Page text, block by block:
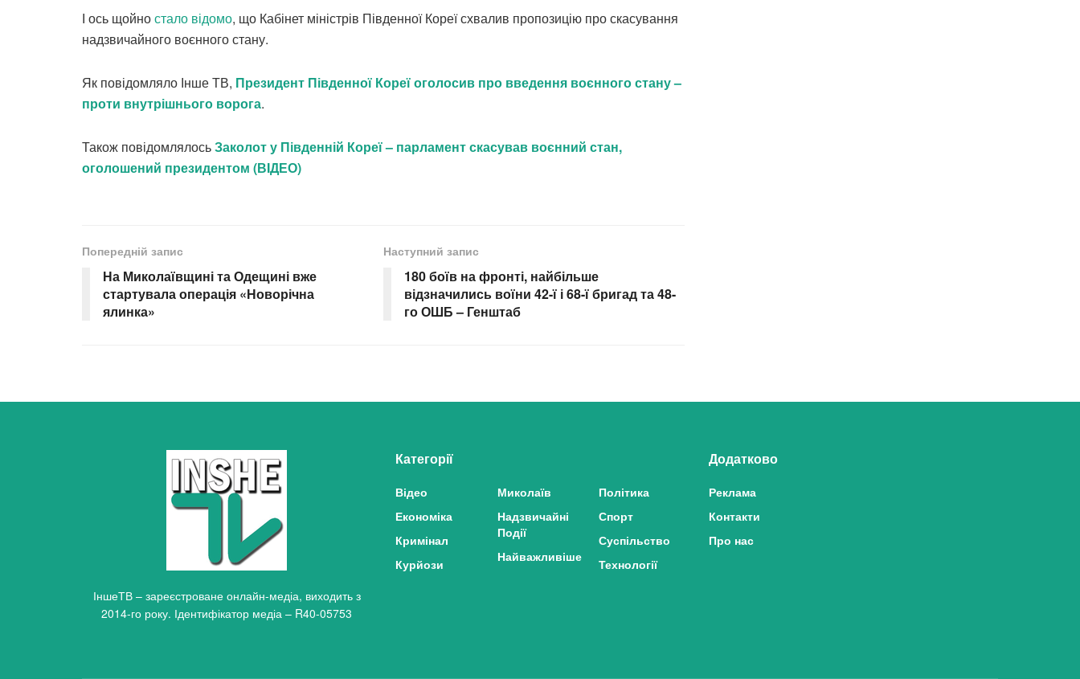
І ось щойностало відомо, що Кабінет міністрів Південної Кореї схвалив пропозицію про скасування
надзвичайного воєнного стану.
Як повідомляло Інше ТВ, Президент Південної Кореї оголосив про введення воєнного стану –
проти внутрішнього ворога.
Також повідомлялосьЗаколот у Південній Кореї – парламент скасував воєнний стан,
оголошений президентом (ВIДЕО)
Попередній запис
На Миколаївщині та Одещині вже
стартувала операція «Новорічна
ялинка»
Наступний запис
180 боїв на фронті, найбільше
відзначились воїни 42-ї і 68-ї бригад та 48-
го ОШБ – Генштаб
ІншеТВ – зареєстроване онлайн-медіа, виходить з
2014-го року. Ідентифікатор медіа – R40-05753
Категорії
Відео
Економіка
Кримінал
Курйози
Миколаїв
Надзвичайні
Події
Найважливіше
Політика
Спорт
Суспільство
Технології
Додатково
Реклама
Контакти
Про нас